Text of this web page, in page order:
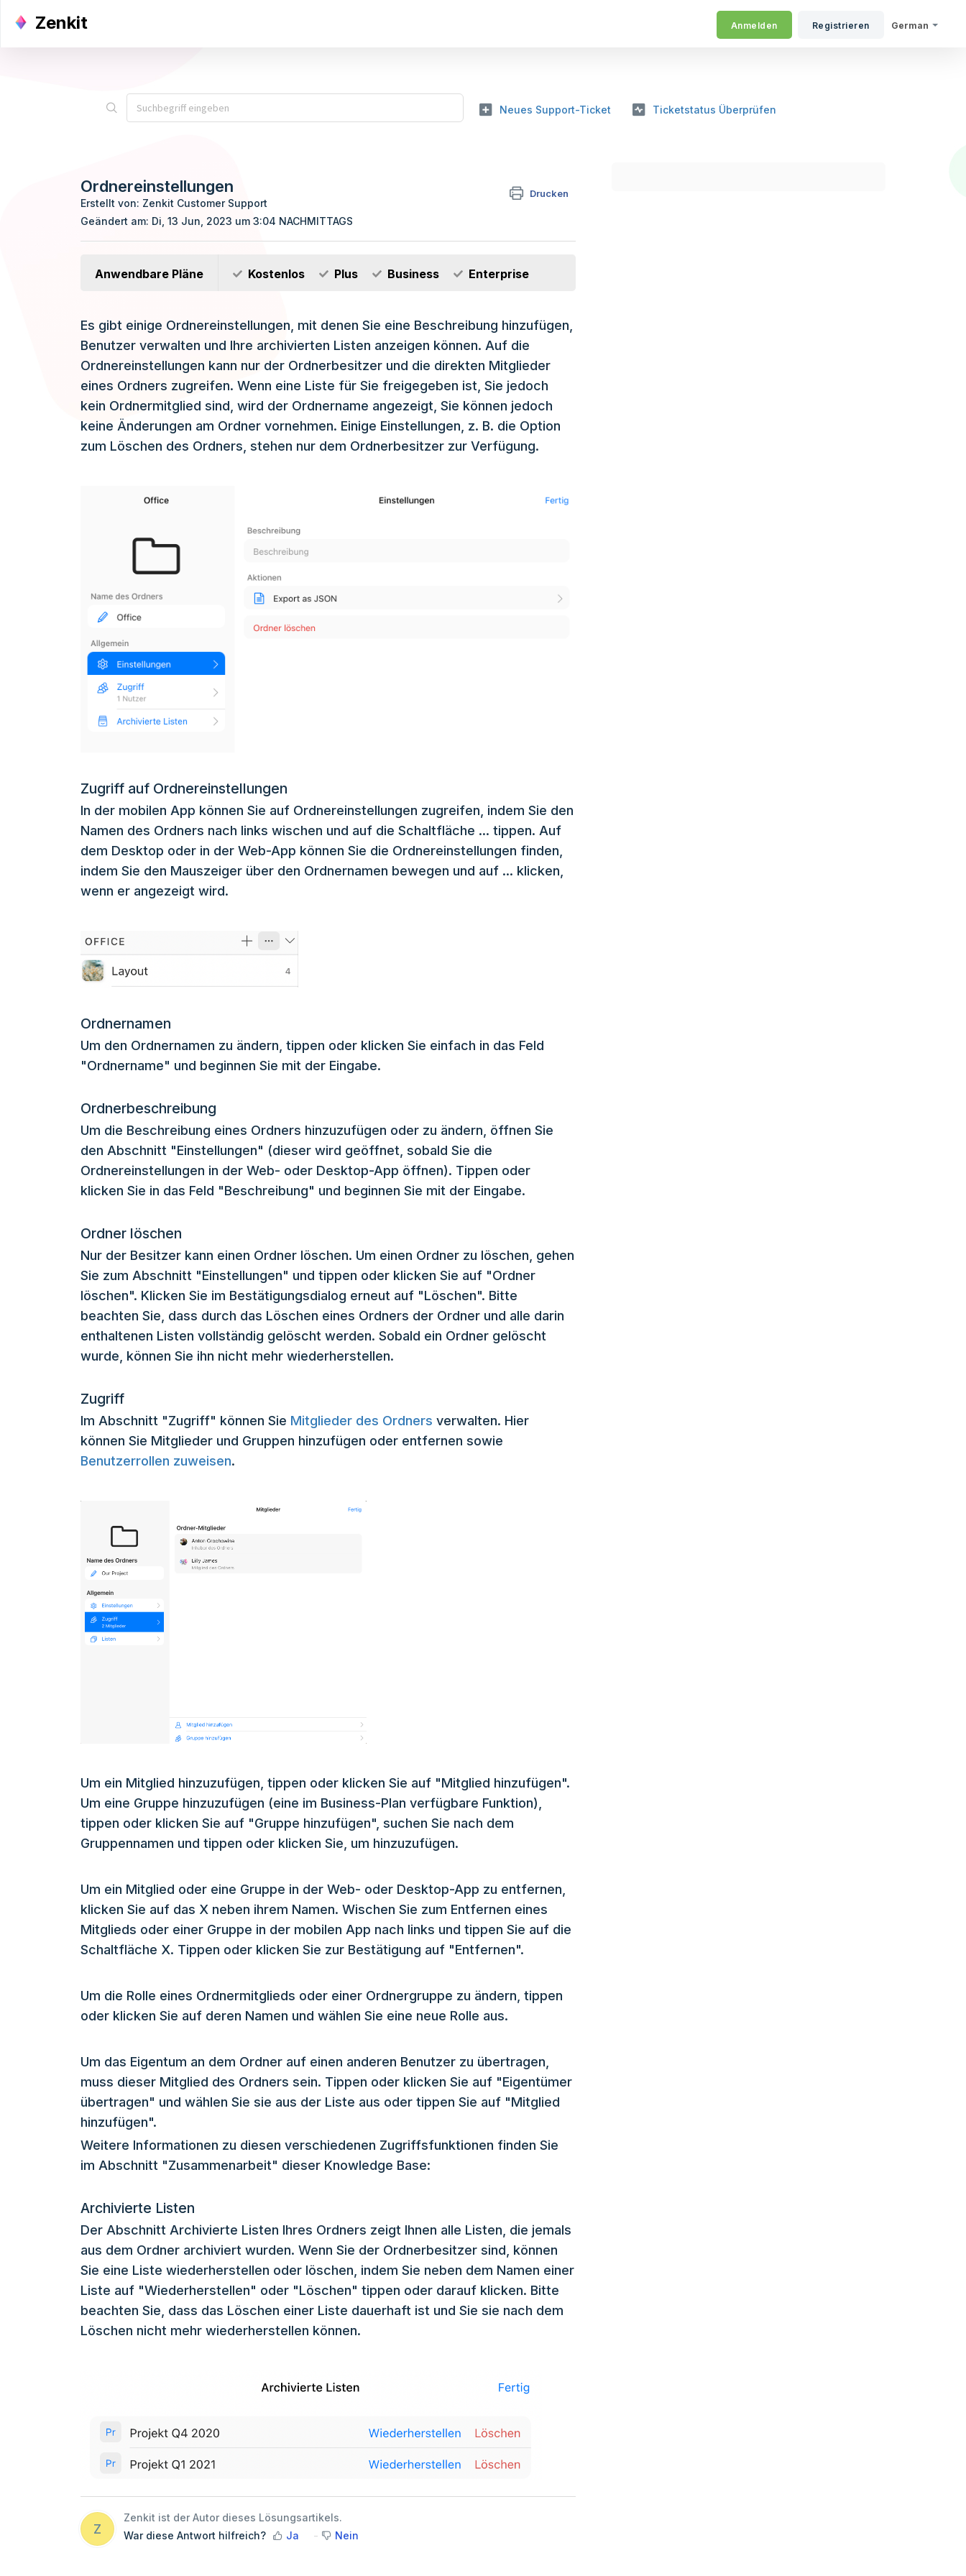
Zenkit German
Anmelden Registrieren
Neues Support-Ticket Ticketstatus Überprüfen
Ordnereinstellungen Drucken
Erstellt von: Zenkit Customer Support
Geändert am: Di, 13 Jun, 2023 um 3:04 NACHMITTAGS
Anwendbare Pläne Kostenlos Plus Business Enterprise
Es gibt einige Ordnereinstellungen, mit denen Sie eine Beschreibung hinzufügen,
Benutzer verwalten und Ihre archivierten Listen anzeigen können. Auf die
Ordnereinstellungen kann nur der Ordnerbesitzer und die direkten Mitglieder
eines Ordners zugreifen. Wenn eine Liste für Sie freigegeben ist, Sie jedoch
kein Ordnermitglied sind, wird der Ordnername angezeigt, Sie können jedoch
keine Änderungen am Ordner vornehmen. Einige Einstellungen, z. B. die Option
zum Löschen des Ordners, stehen nur dem Ordnerbesitzer zur Verfügung.
Zugriff auf Ordnereinstellungen
In der mobilen App können Sie auf Ordnereinstellungen zugreifen, indem Sie den
Namen des Ordners nach links wischen und auf die Schaltfläche ... tippen. Auf
dem Desktop oder in der Web-App können Sie die Ordnereinstellungen finden,
indem Sie den Mauszeiger über den Ordnernamen bewegen und auf ... klicken,
wenn er angezeigt wird.
Ordnernamen
Um den Ordnernamen zu ändern, tippen oder klicken Sie einfach in das Feld
"Ordnername" und beginnen Sie mit der Eingabe.
Ordnerbeschreibung
Um die Beschreibung eines Ordners hinzuzufügen oder zu ändern, öffnen Sie
den Abschnitt "Einstellungen" (dieser wird geöffnet, sobald Sie die
Ordnereinstellungen in der Web- oder Desktop-App öffnen). Tippen oder
klicken Sie in das Feld "Beschreibung" und beginnen Sie mit der Eingabe.
Ordner löschen
Nur der Besitzer kann einen Ordner löschen. Um einen Ordner zu löschen, gehen
Sie zum Abschnitt "Einstellungen" und tippen oder klicken Sie auf "Ordner
löschen". Klicken Sie im Bestätigungsdialog erneut auf "Löschen". Bitte
beachten Sie, dass durch das Löschen eines Ordners der Ordner und alle darin
enthaltenen Listen vollständig gelöscht werden. Sobald ein Ordner gelöscht
wurde, können Sie ihn nicht mehr wiederherstellen.
Zugriff
Im Abschnitt "Zugriff" können Sie Mitglieder des Ordners verwalten. Hier
können Sie Mitglieder und Gruppen hinzufügen oder entfernen sowie
Benutzerrollen zuweisen.
Um ein Mitglied hinzuzufügen, tippen oder klicken Sie auf "Mitglied hinzufügen".
Um eine Gruppe hinzuzufügen (eine im Business-Plan verfügbare Funktion),
tippen oder klicken Sie auf "Gruppe hinzufügen", suchen Sie nach dem
Gruppennamen und tippen oder klicken Sie, um hinzuzufügen.
Um ein Mitglied oder eine Gruppe in der Web- oder Desktop-App zu entfernen,
klicken Sie auf das X neben ihrem Namen. Wischen Sie zum Entfernen eines
Mitglieds oder einer Gruppe in der mobilen App nach links und tippen Sie auf die
Schaltfläche X. Tippen oder klicken Sie zur Bestätigung auf "Entfernen".
Um die Rolle eines Ordnermitglieds oder einer Ordnergruppe zu ändern, tippen
oder klicken Sie auf deren Namen und wählen Sie eine neue Rolle aus.
Um das Eigentum an dem Ordner auf einen anderen Benutzer zu übertragen,
muss dieser Mitglied des Ordners sein. Tippen oder klicken Sie auf "Eigentümer
übertragen" und wählen Sie sie aus der Liste aus oder tippen Sie auf "Mitglied
hinzufügen".
Weitere Informationen zu diesen verschiedenen Zugriffsfunktionen finden Sie
im Abschnitt "Zusammenarbeit" dieser Knowledge Base:
Archivierte Listen
Der Abschnitt Archivierte Listen Ihres Ordners zeigt Ihnen alle Listen, die jemals
aus dem Ordner archiviert wurden. Wenn Sie der Ordnerbesitzer sind, können
Sie eine Liste wiederherstellen oder löschen, indem Sie neben dem Namen einer
Liste auf "Wiederherstellen" oder "Löschen" tippen oder darauf klicken. Bitte
beachten Sie, dass das Löschen einer Liste dauerhaft ist und Sie sie nach dem
Löschen nicht mehr wiederherstellen können.
Z
Zenkit ist der Autor dieses Lösungsartikels.
War diese Antwort hilfreich?
Ja Nein